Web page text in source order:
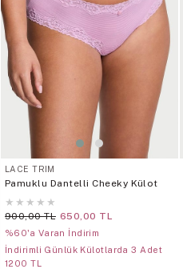
LACE TRIM
Pamuklu Dantelli Cheeky Külot
★ ★ ★ ★ ★
900,00 TL 650,00 TL
%60'a Varan İndirim
İndirimli Günlük Külotlarda 3 Adet
1200 TL